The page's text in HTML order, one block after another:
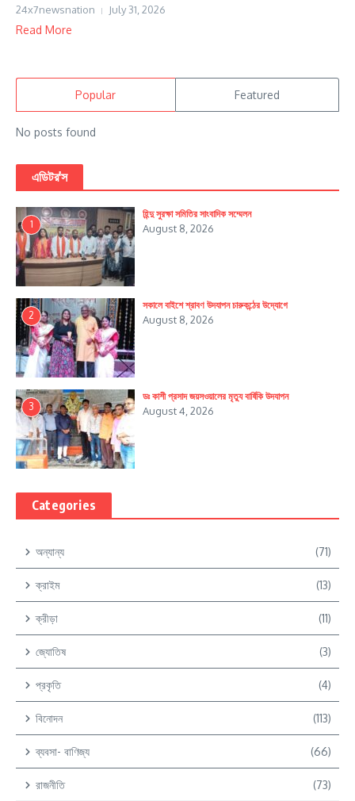
24x7newsnation July 31, 2026
Read More
Popular Featured
No posts found
এডিটর'স
1
হিন্দু সুরক্ষা সমিতির সাংবাদিক সম্মেলন
August 8, 2026
2
সকালে বাইশে শ্রাবণ উদযাপন চারুকন্ঠের উদ্যোগে
August 8, 2026
3
ডঃ কাশী প্রসাদ জয়সওয়ালের মৃত্যু বার্ষিকি উদযাপন
August 4, 2026
Categories
অন্যান্য (71)
ক্রাইম (13)
ক্রীড়া (11)
জ্যোতিষ (3)
প্রকৃতি (4)
বিনোদন (113)
ব্যবসা- বাণিজ্য (66)
রাজনীতি (73)